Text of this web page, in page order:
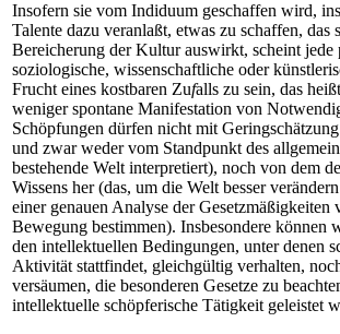
Insofern sie vom Indiduum geschaffen wird,
Talente dazu veranlaßt, etwas zu schaffen, das
Bereicherung der Kultur auswirkt, scheint jede
soziologische, wissenschaftliche oder
Frucht eines kostbaren Zufalls zu sein, das
weniger spontane Manifestation von
Schöpfungen dürfen nicht mit
und zwar weder vom Standpunkt des
bestehende Welt interpretiert), noch von dem
Wissens her (das, um die Welt besser
einer genauen Analyse der Gesetzmäßigkeiten
Bewegung bestimmen). Insbesondere können
den intellektuellen Bedingungen, unter denen
Aktivität stattfindet, gleichgültig verhalten,
versäumen, die besonderen Gesetze zu
intellektuelle schöpferische Tätigkeit geleistet